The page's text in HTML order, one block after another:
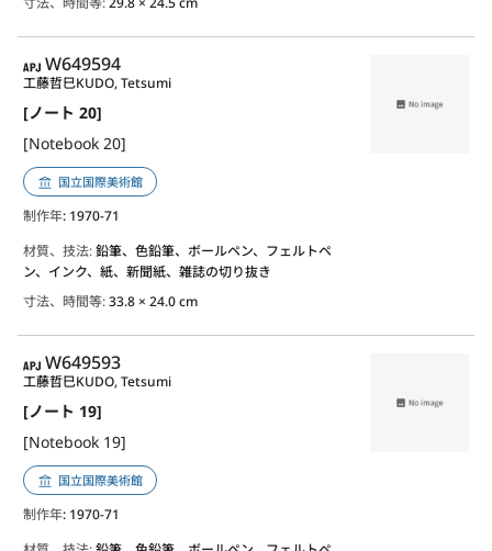
APJ
W649594
[ノート 20]
[Notebook 20]
工藤哲巳KUDO, Tetsumi
国立国際美術館
制作年: 1970-71
材質、技法:鉛筆、色鉛筆、ボールペン、フェルトペ
ン、インク、紙、新聞紙、雑誌の切り抜き
寸法、時間等:33.8 × 24.0 cm
APJ
W649593
[ノート 19]
[Notebook 19]
工藤哲巳KUDO, Tetsumi
国立国際美術館
制作年: 1970-71